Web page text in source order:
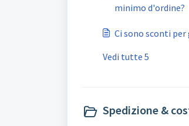
minimo d'ordine?
Ci sono sconti
Vedi tutte 5
Spedizione &